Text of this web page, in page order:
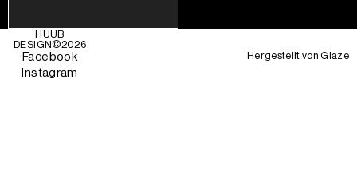
HUUB
DESIGN©2026
Facebook
Instagram
Hergestellt vonGlaze